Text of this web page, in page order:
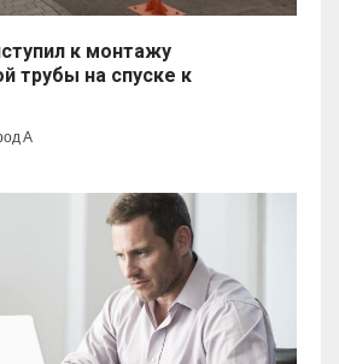
к монтажу
трубы на спуске к
А